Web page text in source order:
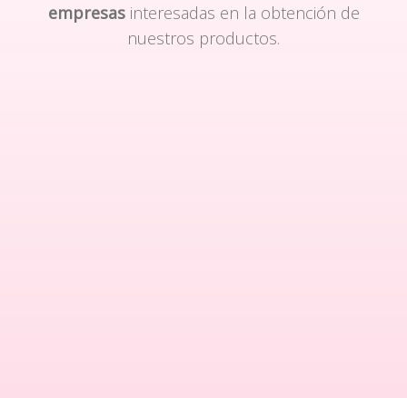
empresasinteresadas en la obtención de
nuestros productos.